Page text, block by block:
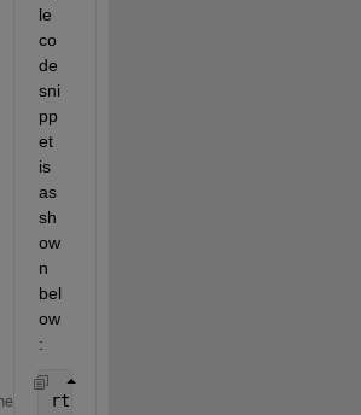
le
co
de
sni
pp
et
is
as
sh
ow
bel
ow
:
rt